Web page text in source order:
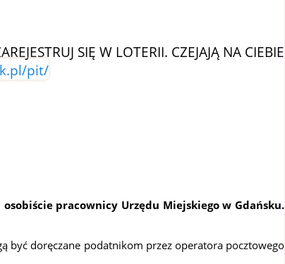
SIĘ W LOTERII. CZEJAJĄ NA CIEBIE
pit/
pracownicy Urzędu Miejskiego w Gdańsku.
być doręczane podatnikom przez operatora pocztowego